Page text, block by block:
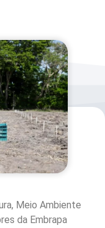
Meio Ambiente
da Embrapa